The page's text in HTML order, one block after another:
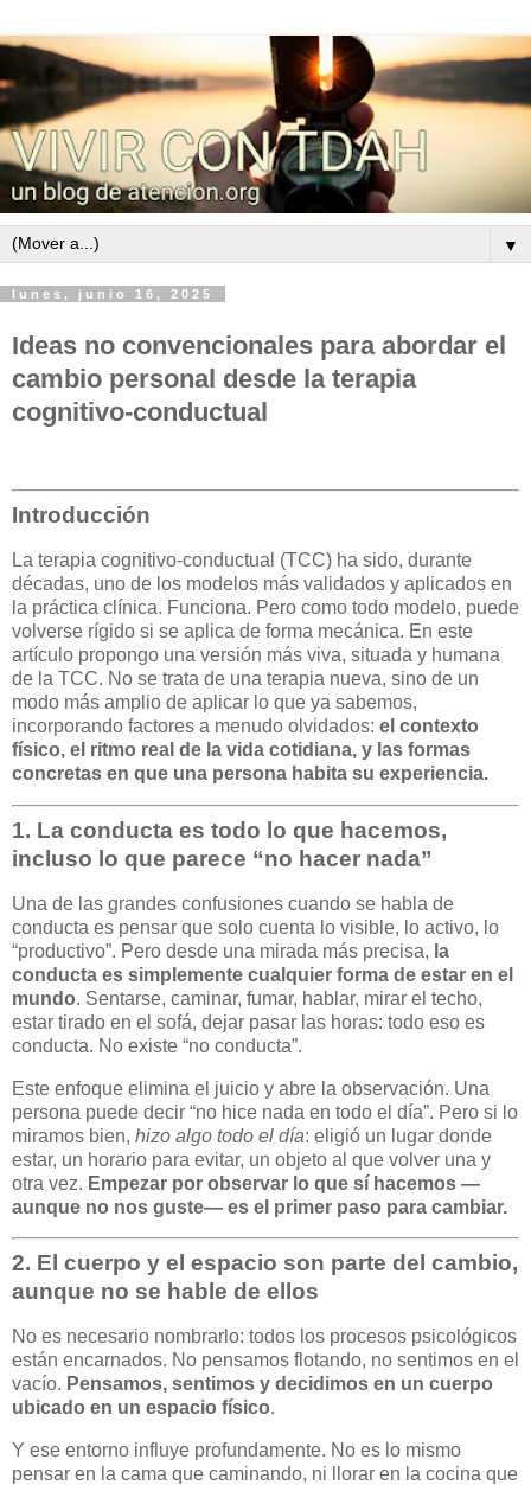
▼
lunes, junio 16, 2025
Ideas no convencionales para abordar el
cambio personal desde la terapia
cognitivo-conductual
Introducción
La terapia cognitivo-conductual (TCC) ha sido, durante
décadas, uno de los modelos más validados y aplicados en
la práctica clínica. Funciona. Pero como todo modelo, puede
volverse rígido si se aplica de forma mecánica. En este
artículo propongo una versión más viva, situada y humana
de la TCC. No se trata de una terapia nueva, sino de un
modo más amplio de aplicar lo que ya sabemos,
incorporando factores a menudo olvidados: el contexto
físico, el ritmo real de la vida cotidiana, y las formas
concretas en que una persona habita su experiencia.
1. La conducta es todo lo que hacemos,
incluso lo que parece “no hacer nada”
Una de las grandes confusiones cuando se habla de
conducta es pensar que solo cuenta lo visible, lo activo, lo
“productivo”. Pero desde una mirada más precisa, la
conducta es simplemente cualquier forma de estar en el
mundo. Sentarse, caminar, fumar, hablar, mirar el techo,
estar tirado en el sofá, dejar pasar las horas: todo eso es
conducta. No existe “no conducta”.
Este enfoque elimina el juicio y abre la observación. Una
persona puede decir “no hice nada en todo el día”. Pero si lo
miramos bien, hizo algo todo el día: eligió un lugar donde
estar, un horario para evitar, un objeto al que volver una y
otra vez. Empezar por observar lo que sí hacemos —
aunque no nos guste— es el primer paso para cambiar.
2. El cuerpo y el espacio son parte del cambio,
aunque no se hable de ellos
No es necesario nombrarlo: todos los procesos psicológicos
están encarnados. No pensamos flotando, no sentimos en el
vacío. Pensamos, sentimos y decidimos en un cuerpo
ubicado en un espacio físico.
Y ese entorno influye profundamente. No es lo mismo
pensar en la cama que caminando, ni llorar en la cocina que